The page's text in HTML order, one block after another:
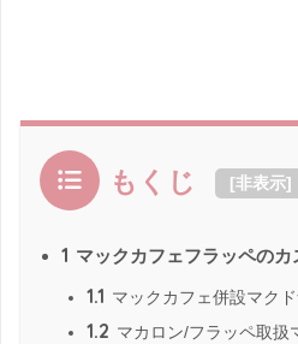
もくじ [非表示]
1 マックカフェフラッペの
1.1 マックカフェ併設マク
1.2 マカロン/フラッペ取扱